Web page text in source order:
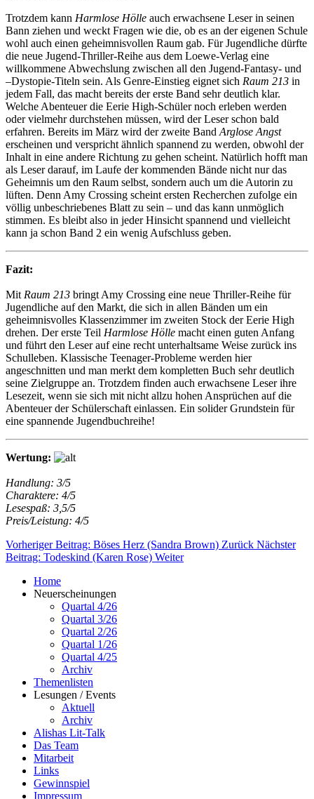
Trotzdem kann Harmlose Hölle auch erwachsene Leser in seinen
Bann ziehen und weckt Fragen wie die, ob es an der eigenen Schule
wohl auch einen geheimnisvollen Raum gab. Für Jugendliche dürfte
die neue Jugend-Thriller-Reihe aus dem Loewe-Verlag eine
willkommene Abwechslung zwischen all den Jugend-Fantasy- und
–Dystopie-Titeln sein. Als Genre-Einstieg eignet sich Raum 213 in
jedem Fall, das macht bereits der erste Band sehr deutlich klar.
Welche Abenteuer die Eerie High-Schüler noch erleben werden
oder vielmehr durchstehen müssen, wird der Leser schon bald
erfahren. Bereits im März wird der zweite Band Arglose Angst
erscheinen und verspricht ähnlich spannend zu werden, obwohl der
Inhalt in eine andere Richtung zu gehen scheint. Natürlich hofft man
als Leser darauf, im Laufe der kommenden Bände nicht nur das
Geheimnis um den Raum selbst, sondern auch um die Autorin zu
lüften. Denn Amy Crossing scheint ersten Recherchen zufolge ein
völlig unbeschriebenes Blatt zu sein – und das kann unmöglich
stimmen. Es bleibt also in jeder Hinsicht spannend und vielleicht
kann ja schon Band 2 ein wenig Aufschluss geben.
Fazit:
Mit Raum 213 bringt Amy Crossing eine neue Thriller-Reihe für
Jugendliche auf den Markt, die sich in allen Bänden um ein
geheimnisvolles Klassenzimmer im zweiten Stock der Eerie High
drehen. Der erste Teil Harmlose Hölle macht einen guten Anfang
und führt den Leser auf eine recht unterhaltsame Weise zurück ins
Schulleben. Klassische Teenager-Probleme werden hier
angeschnitten und man merkt dem kompletten Buch sehr deutlich
seine Zielgruppe an. Trotzdem finden auch erwachsene Leser ihre
Lesezeit, wenn sie sich mit nicht allzu hohen Ansprüchen auf die
Abenteuer der Schülerschaft einlassen. Ein solider Grundstein für
eine spannende Jugendbuchreihe!
Wertung:
Handlung: 3/5
Charaktere: 4/5
Lesespaß: 3,5/5
Preis/Leistung: 4/5
Vorheriger Beitrag: Böses Herz (Sandra Brown) Zurück Nächster
Beitrag: Todeskind (Karen Rose) Weiter
Home
Neuerscheinungen
Quartal 4/26
Quartal 3/26
Quartal 2/26
Quartal 1/26
Quartal 4/25
Archiv
Themenlisten
Lesungen / Events
Aktuell
Archiv
Alishas Lit-Talk
Das Team
Mitarbeit
Links
Gewinnspiel
Impressum